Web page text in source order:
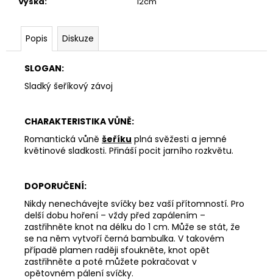
Popis Diskuze
SLOGAN:
Sladký šeříkový závoj
CHARAKTERISTIKA VŮNĚ:
Romantická vůně šeříku plná svěžesti a jemné
květinové sladkosti. Přináší pocit jarního rozkvětu.
DOPORUČENÍ:
Nikdy nenechávejte svíčky bez vaší přítomností. Pro
delší dobu hoření – vždy před zapálením –
zastřihněte knot na délku do 1 cm. Může se stát, že
se na něm vytvoří černá bambulka. V takovém
případě plamen raději sfoukněte, knot opět
zastřihněte a poté můžete pokračovat v
opětovném pálení svíčky.
150
-
LÍPY
312